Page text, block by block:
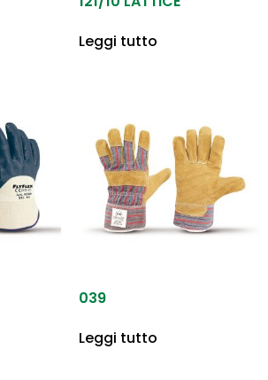
Leggi tutto
039
Leggi tutto